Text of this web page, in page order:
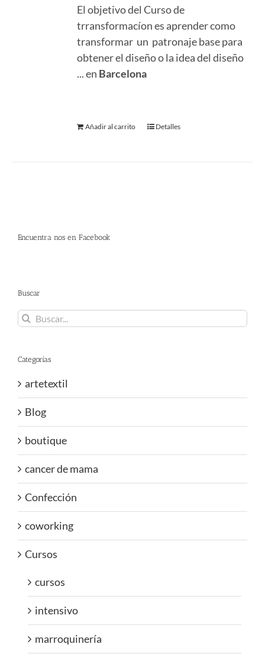
El objetivo del Curso de
trransformacíon es aprender como
transformar un patronaje base para
obtener el diseño o la idea del diseño
... en Barcelona
Añadir al carrito Detalles
Encuentra nos en Facebook
Buscar
Buscar:
Categorías
artetextil
Blog
boutique
cancer de mama
Confección
coworking
Cursos
cursos
intensivo
marroquinería